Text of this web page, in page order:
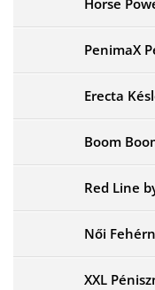
Horse
PenimaX
Erecta
Boom
Red Line
Női
XXL